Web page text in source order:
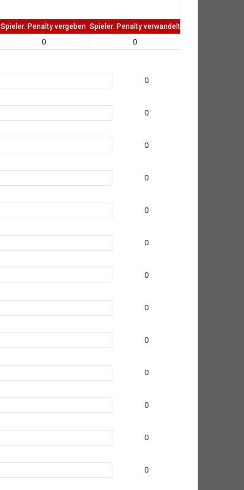
Spieler: Penalty vergeben Spieler: Penalty verwandelt
0 0
0
0
0
0
0
0
0
0
0
0
0
0
0